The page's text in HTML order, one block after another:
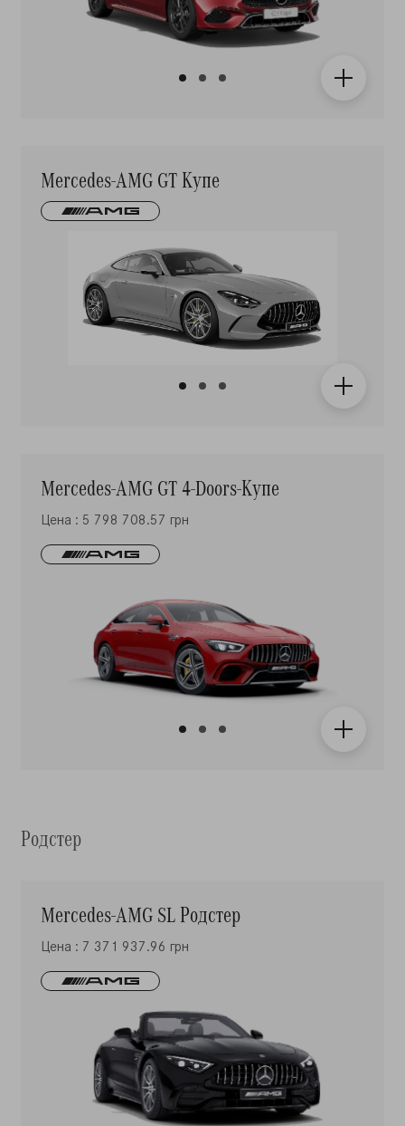
Mercedes-AMG GT Купе
Mercedes-AMG GT 4-Doors-Купе
Цена : 5 798 708.57 грн
Родстер
Mercedes-AMG SL Родстер
Цена : 7 371 937.96 грн